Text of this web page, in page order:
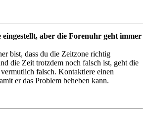
eingestellt, aber die Forenuhr geht immer
bist, dass du die Zeitzone richtig
die Zeit trotzdem noch falsch ist, geht die
falsch. Kontaktiere einen
er das Problem beheben kann.